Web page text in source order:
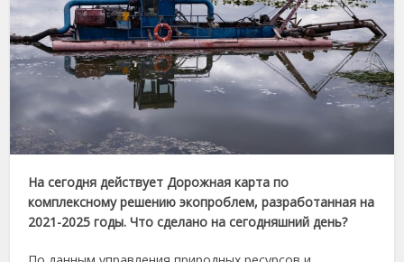
На сегодня действует Дорожная карта по
комплексному решению экопроблем, разработанная на
2021-2025 годы. Что сделано на сегодняшний день?